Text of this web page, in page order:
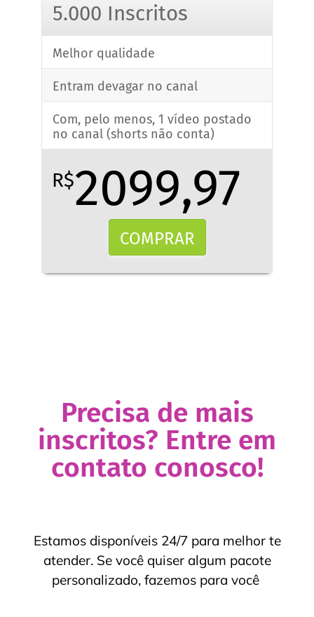
5.000 Inscritos
Melhor qualidade
Entram devagar no canal
Com, pelo menos, 1 vídeo postado
no canal (shorts não conta)
R$2099,97
COMPRAR
Precisa de mais
inscritos? Entre em
contato conosco!
Estamos disponíveis 24/7 para melhor te
atender. Se você quiser algum pacote
personalizado, fazemos para você